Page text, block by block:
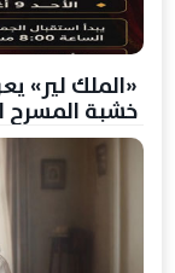
«الملك لير»
خشبة المسرح